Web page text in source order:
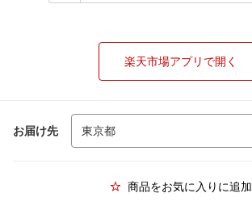
楽天市場アプリで開く
お届け先
商品をお気に入りに追加